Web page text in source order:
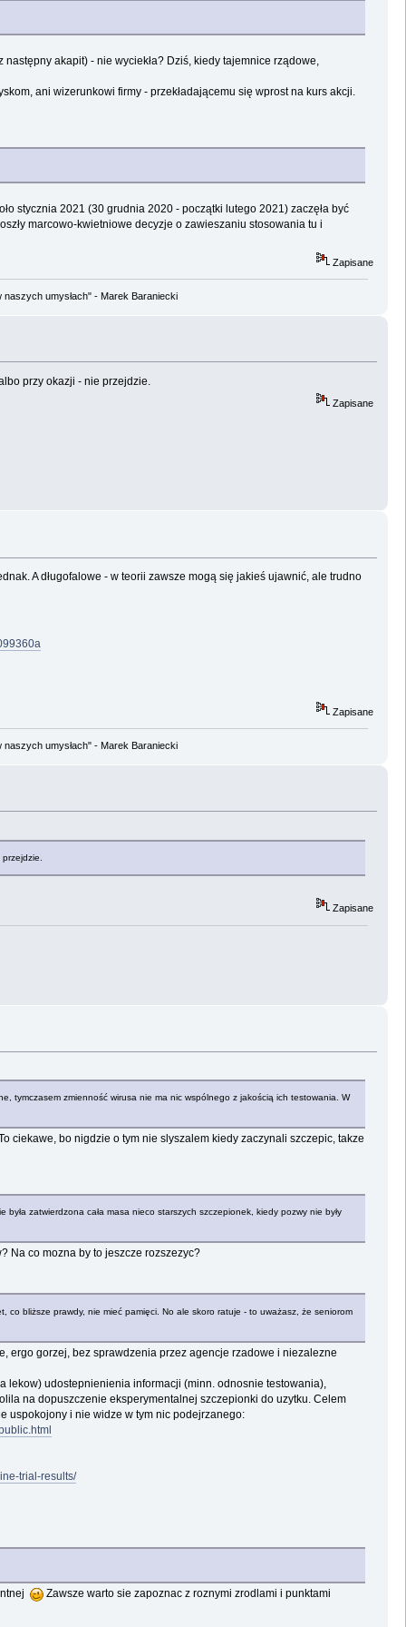
akapit) - nie wyciekła? Dziś, kiedy tajemnice rządowe,
ani wizerunkowi firmy - przekładającemu się wprost na kurs akcji.
stycznia 2021 (30 grudnia 2020 - początki lutego 2021) zaczęła być
marcowo-kwietniowe decyzje o zawieszaniu stosowania tu i
Zapisane
umysłach" - Marek Baraniecki
przy okazji - nie przejdzie.
Zapisane
A długofalowe - w teorii zawsze mogą się jakieś ujawnić, ale trudno
Zapisane
umysłach" - Marek Baraniecki
Zapisane
tymczasem zmienność wirusa nie ma nic wspólnego z jakością ich testowania. W
ciekawe, bo nigdzie o tym nie slyszalem kiedy zaczynali szczepic, takze
zatwierdzona cała masa nieco starszych szczepionek, kiedy pozwy nie były
Na co mozna by to jeszcze rozszezyc?
co bliższe prawdy, nie mieć pamięci. No ale skoro ratuje - to uważasz, że seniorom
ergo gorzej, bez sprawdzenia przez agencje rzadowe i niezalezne
lekow) udostepnienienia informacji (minn. odnosnie testowania),
na dopuszczenie eksperymentalnej szczepionki do uzytku. Celem
uspokojony i nie widze w tym nic podejrzanego:
trial-results/
Zawsze warto sie zapoznac z roznymi zrodlami i punktami